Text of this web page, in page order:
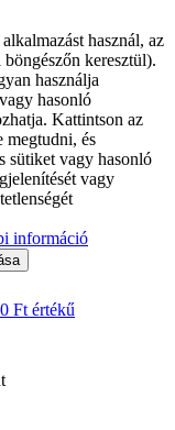
használ, az
keresztül).
használja
hasonló
Kattintson az
megtudni, és
sütiket vagy hasonló
vagy
információ
Ft értékű